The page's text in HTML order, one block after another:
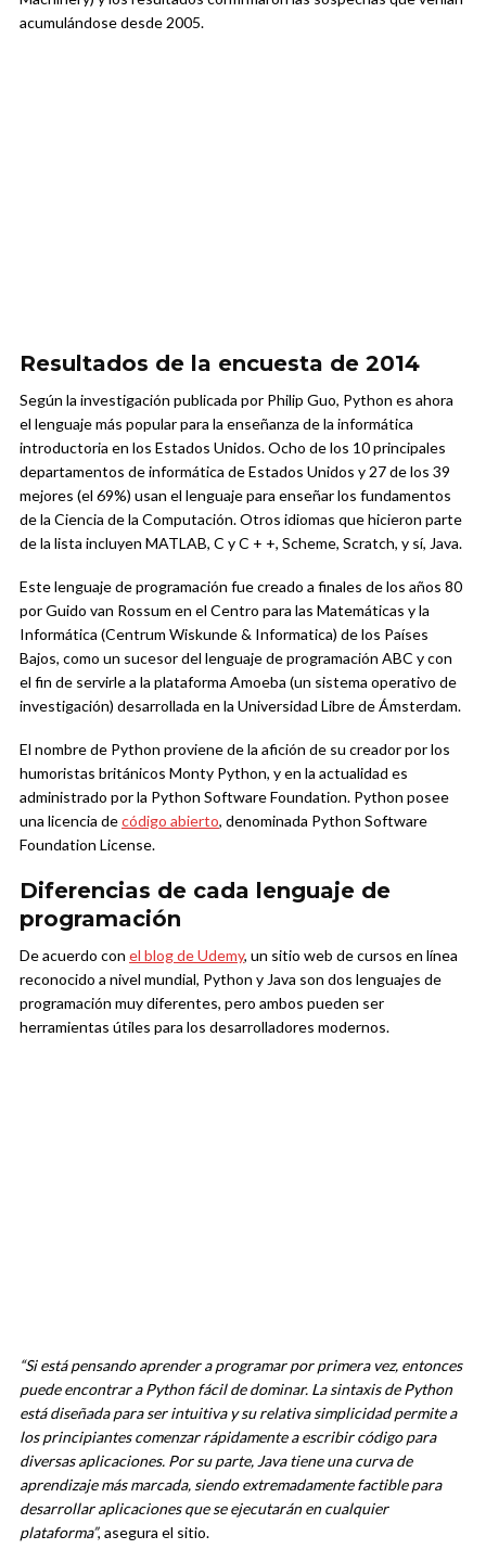
acumulándose desde 2005.
Resultados de la encuesta de 2014
Según la investigación publicada por Philip Guo, Python es ahora
el lenguaje más popular para la enseñanza de la informática
introductoria en los Estados Unidos. Ocho de los 10 principales
departamentos de informática de Estados Unidos y 27 de los 39
mejores (el 69%) usan el lenguaje para enseñar los fundamentos
de la Ciencia de la Computación. Otros idiomas que hicieron parte
de la lista incluyen MATLAB, C y C + +, Scheme, Scratch, y sí, Java.
Este lenguaje de programación fue creado a finales de los años 80
por Guido van Rossum en el Centro para las Matemáticas y la
Informática (Centrum Wiskunde & Informatica) de los Países
Bajos, como un sucesor del lenguaje de programación ABC y con
el fin de servirle a la plataforma Amoeba (un sistema operativo de
investigación) desarrollada en la Universidad Libre de Ámsterdam.
El nombre de Python proviene de la afición de su creador por los
humoristas británicos Monty Python, y en la actualidad es
administrado por la Python Software Foundation. Python posee
una licencia decódigo abierto, denominada Python Software
Foundation License.
Diferencias de cada lenguaje de
programación
De acuerdo con el blog de Udemy, un sitio web de cursos en línea
reconocido a nivel mundial, Python y Java son dos lenguajes de
programación muy diferentes, pero ambos pueden ser
herramientas útiles para los desarrolladores modernos.
“Si está pensando aprender a programar por primera vez, entonces
puede encontrar a Python fácil de dominar. La sintaxis de Python
está diseñada para ser intuitiva y su relativa simplicidad permite a
los principiantes comenzar rápidamente a escribir código para
diversas aplicaciones. Por su parte, Java tiene una curva de
aprendizaje más marcada, siendo extremadamente factible para
desarrollar aplicaciones que se ejecutarán en cualquier
plataforma”, asegura el sitio.